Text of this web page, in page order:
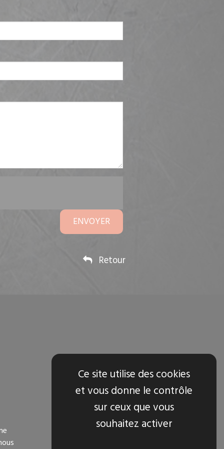
ENVOYER
Retour
TOUS NOS SERVICES
Ce site utilise des cookies
et vous donne le contrôle
sur ceux que vous
souhaitez activer